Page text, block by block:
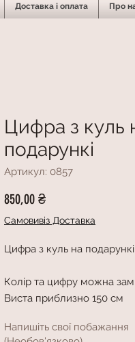
Доставка і оплата Про
Цифра з куль
подарункі
Артикул: 0857
850,00 ₴Ціна
Самовивіз Доставка
Цифра з куль на подарункі
Колір та цифру можна
Виста приблизно 150 см
Напишіть свої побажання